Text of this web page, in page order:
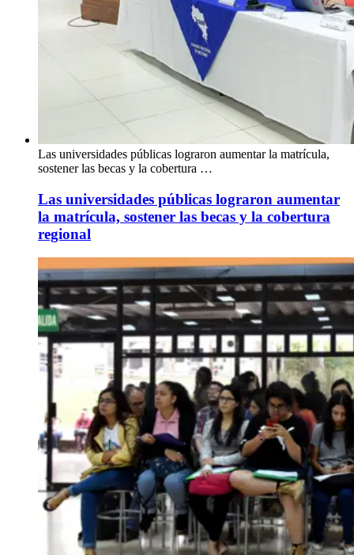
Las universidades públicas lograron aumentar la matrícula,
sostener las becas y la cobertura …
Las universidades públicas lograron aumentar
la matrícula, sostener las becas y la cobertura
regional